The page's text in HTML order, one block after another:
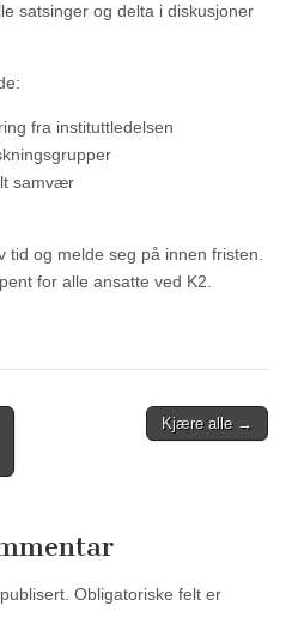
satsinger og delta i diskusjoner
fra instituttledelsen
samvær
tid og melde seg på innen fristen.
for alle ansatte ved K2.
Kjære alle →
Obligatoriske felt er